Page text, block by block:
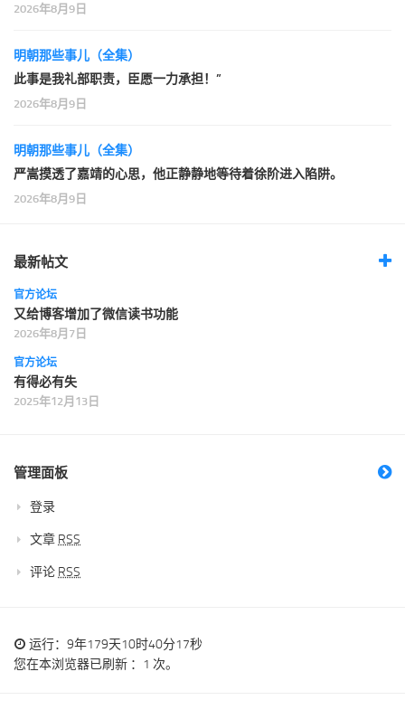
2026年8月9日
明朝那些事儿（全集）
此事是我礼部职责，臣愿一力承担！”
2026年8月9日
明朝那些事儿（全集）
严嵩摸透了嘉靖的心思，他正静静地等待着徐阶进入陷阱。
2026年8月9日
最新帖文
官方论坛
又给博客增加了微信读书功能
2026年8月7日
官方论坛
有得必有失
2025年12月13日
管理面板
登录
文章 RSS
评论 RSS
运行：9年179天10时40分17秒
您在本浏览器已刷新 ：1 次。